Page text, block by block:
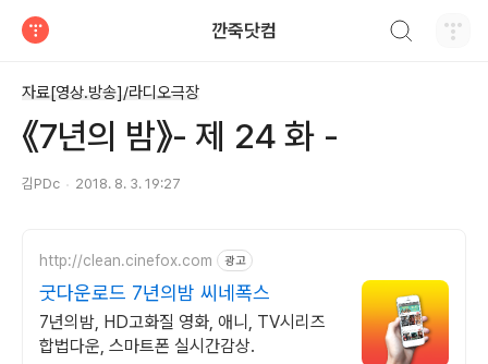
깐죽닷컴
자료[영상.방송]/라디오극장
《7년의 밤》- 제 24 화 -
김PDc 2018. 8. 3. 19:27
http://clean.cinefox.com 광고
굿다운로드 7년의밤 씨네폭스
7년의밤, HD고화질 영화, 애니, TV시리즈
합법다운, 스마트폰 실시간감상.